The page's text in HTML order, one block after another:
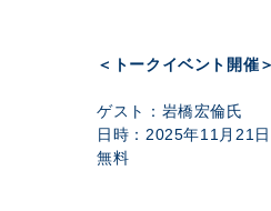
＜トークイベント開催＞
ゲスト：岩橋宏倫氏
日時： 2025年11月21
無料